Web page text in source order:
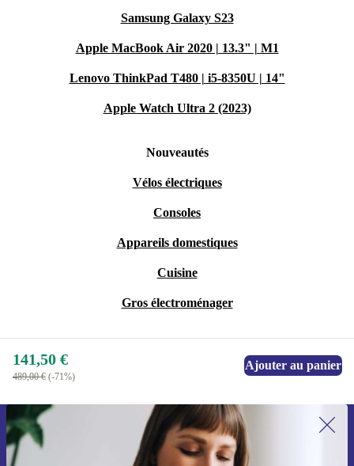
Samsung Galaxy S23
Apple MacBook Air 2020 | 13.3" | M1
Lenovo ThinkPad T480 | i5-8350U | 14"
Apple Watch Ultra 2 (2023)
Nouveautés
Vélos électriques
Consoles
Appareils domestiques
Cuisine
Gros électroménager
141,50 €
489,00 € (-71%)
Ajouter au panier
Recevoir offres et infos de refurbed
par mail